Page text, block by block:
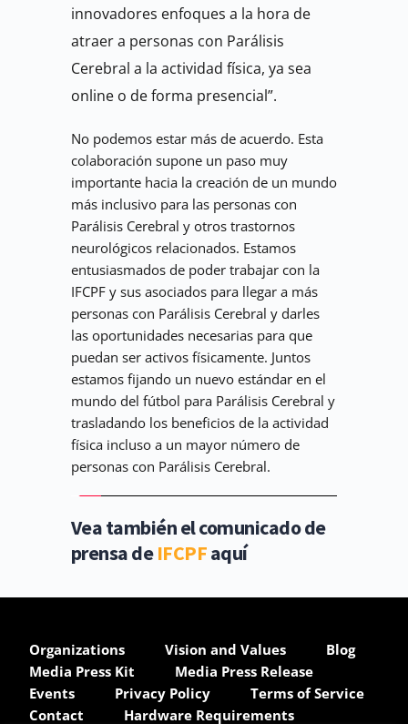
innovadores enfoques a la hora de
atraer a personas con Parálisis
Cerebral a la actividad física, ya sea
online o de forma presencial”.
No podemos estar más de acuerdo. Esta
colaboración supone un paso muy
importante hacia la creación de un mundo
más inclusivo para las personas con
Parálisis Cerebral y otros trastornos
neurológicos relacionados. Estamos
entusiasmados de poder trabajar con la
IFCPF y sus asociados para llegar a más
personas con Parálisis Cerebral y darles
las oportunidades necesarias para que
puedan ser activos físicamente. Juntos
estamos fijando un nuevo estándar en el
mundo del fútbol para Parálisis Cerebral y
trasladando los beneficios de la actividad
física incluso a un mayor número de
personas con Parálisis Cerebral.
Vea también el comunicado de
prensa de IFCPF aquí
Organizations Vision and Values
Blog
Media Press Kit
Media Press Release
Events
Privacy Policy
Terms of Service
Contact
Hardware Requirements